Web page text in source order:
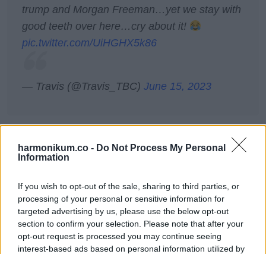
harmonikum.co - Do Not Process My Personal
Information
If you wish to opt-out of the sale, sharing to third parties, or
processing of your personal or sensitive information for
targeted advertising by us, please use the below opt-out
section to confirm your selection. Please note that after your
opt-out request is processed you may continue seeing
interest-based ads based on personal information utilized by
trump and Morgan Freeman…yet we stay with
good teeth over here…cry about it!
pic.twitter.com/UiHGHX5k86
— Travis (@Travis_TBC) June 15, 2023
We're giving Oscar winner Morgan Freeman's
#teeth transformation our own lifetime
achievement award!#smile #Oscars
pic.twitter.com/hlzvLfSYxN